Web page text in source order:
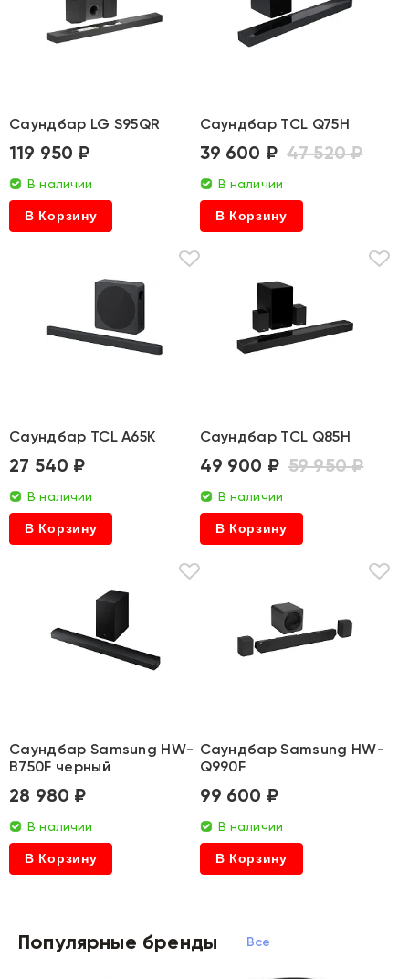
Саундбар LG S95QR
119 950 ₽
В наличии
В Корзину
Саундбар TCL Q75H
39 600 ₽ 47 520 ₽
В наличии
В Корзину
Саундбар TCL A65K
27 540 ₽
В наличии
В Корзину
Саундбар TCL Q85H
49 900 ₽ 59 950 ₽
В наличии
В Корзину
Саундбар Samsung HW-
B750F черный
28 980 ₽
В наличии
В Корзину
Саундбар Samsung HW-
Q990F
99 600 ₽
В наличии
В Корзину
Популярные бренды Все бренды